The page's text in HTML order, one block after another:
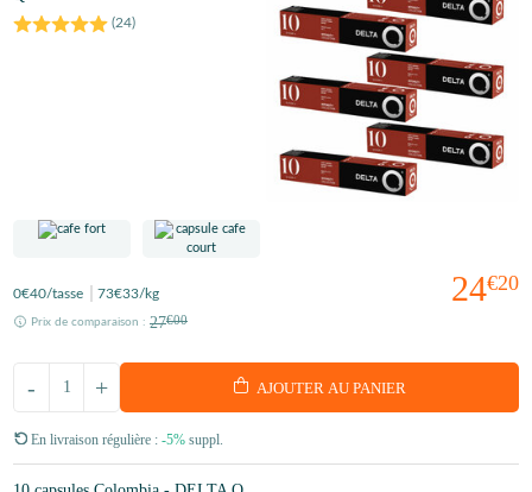
(24)
24€20
0€40/tasse 73€33/kg
Prix de comparaison : 27€00
+
- AJOUTER AU PANIER
En livraison régulière : -5% suppl.